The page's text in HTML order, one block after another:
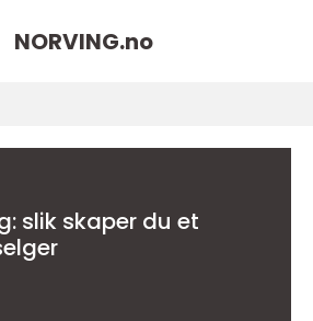
NORVING.no
slik skaper du et